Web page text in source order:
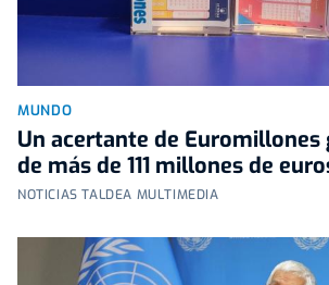
MUNDO
Un acertante de Euromillones
de más de 111 millones de
NOTICIAS TALDEA MULTIMEDIA